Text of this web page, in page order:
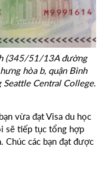
(345/51/13A đường
hòa b, quận Bình
Seattle Central College.
vừa đạt Visa du học
sẽ tiếp tục tổng hợp
Chúc các bạn đạt được